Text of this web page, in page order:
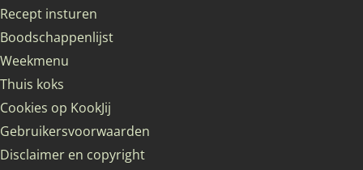
Recept insturen
Boodschappenlijst
Weekmenu
Thuis koks
Cookies op KookJij
Gebruikersvoorwaarden
Disclaimer en copyright